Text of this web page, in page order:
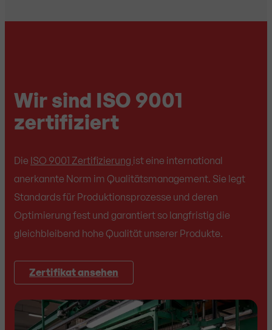
Wir sind ISO 9001
zertifiziert
Die ISO 9001 Zertifizierung ist eine international
anerkannte Norm im Qualitätsmanagement. Sie legt
Standards für Produktionsprozesse und deren
Optimierung fest und garantiert so langfristig die
gleichbleibend hohe Qualität unserer Produkte.
Zertifikat ansehen